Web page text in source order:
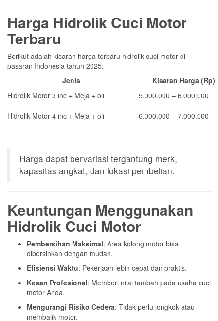
Harga Hidrolik Cuci Motor
Terbaru
Berikut adalah kisaran harga terbaru hidrolik cuci motor di
pasaran Indonesia tahun 2025:
Jenis
Kisaran Harga (Rp)
Hidrolik Motor 3 inc + Meja + oli
5.000.000 – 6.000.000
Hidrolik Motor 4 inc + Meja + oli 6.000.000 – 7.000.000
Harga dapat bervariasi tergantung merk,
kapasitas angkat, dan lokasi pembelian.
Keuntungan Menggunakan
Hidrolik Cuci Motor
Pembersihan Maksimal: Area kolong motor bisa
dibersihkan dengan mudah.
Efisiensi Waktu: Pekerjaan lebih cepat dan praktis.
Kesan Profesional: Memberi nilai tambah pada usaha cuci
motor Anda.
Mengurangi Risiko Cedera: Tidak perlu jongkok atau
membalik motor.